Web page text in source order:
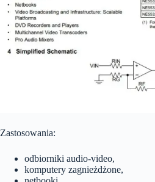
Zastosowania:
odbiorniki audio-video,
komputery zagnieżdżone,